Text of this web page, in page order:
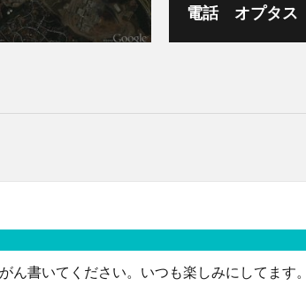
電話 オプタス
ん書いてください。いつも楽しみにしてます。